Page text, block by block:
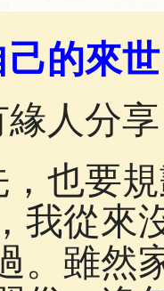
的來世
緣人分
也要
我從來
。雖然